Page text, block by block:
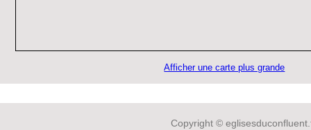
Afficher une carte plus grande
Copyright ©